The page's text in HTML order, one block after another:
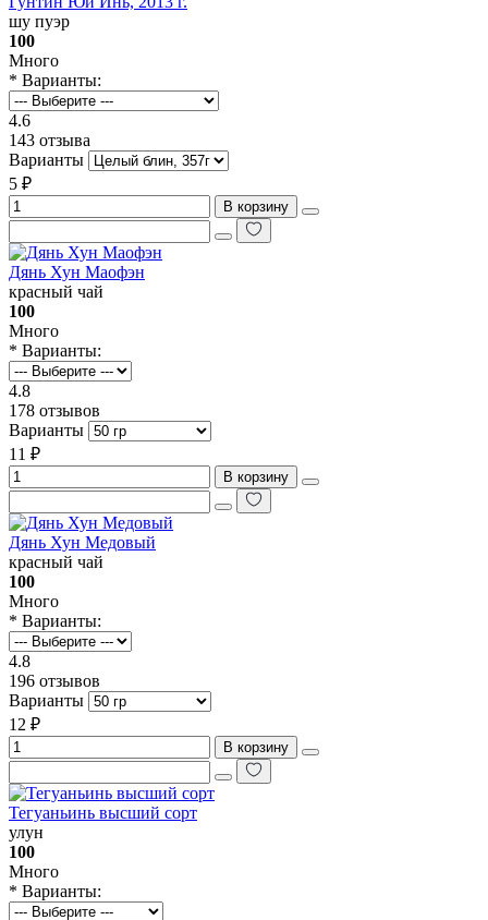
шу пуэр
100
Много
* Варианты:
4.6
143 отзыва
Варианты
5 ₽
В корзину
Дянь Хун Маофэн
красный чай
100
Много
* Варианты:
4.8
178 отзывов
Варианты
11 ₽
В корзину
Дянь Хун Медовый
красный чай
100
Много
* Варианты:
4.8
196 отзывов
Варианты
12 ₽
В корзину
Тегуаньинь высший сорт
улун
100
Много
* Варианты: